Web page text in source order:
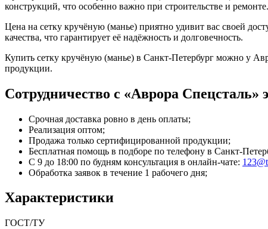
конструкций, что особенно важно при строительстве и ремонте.
Цена на сетку кручёную (манье) приятно удивит вас своей
качества, что гарантирует её надёжность и долговечность.
Купить сетку кручёную (манье) в Санкт-Петербург можно у
продукции.
Сотрудничество с «Аврора Спецсталь»
Срочная доставка ровно в день оплаты;
Реализация оптом;
Продажа только сертифицированной продукции;
Бесплатная помощь в подборе по телефону в Санкт-
С 9 до 18:00 по будням консультация в онлайн-чате:
Обработка заявок в течение 1 рабочего дня;
Характеристики
ГОСТ/ТУ